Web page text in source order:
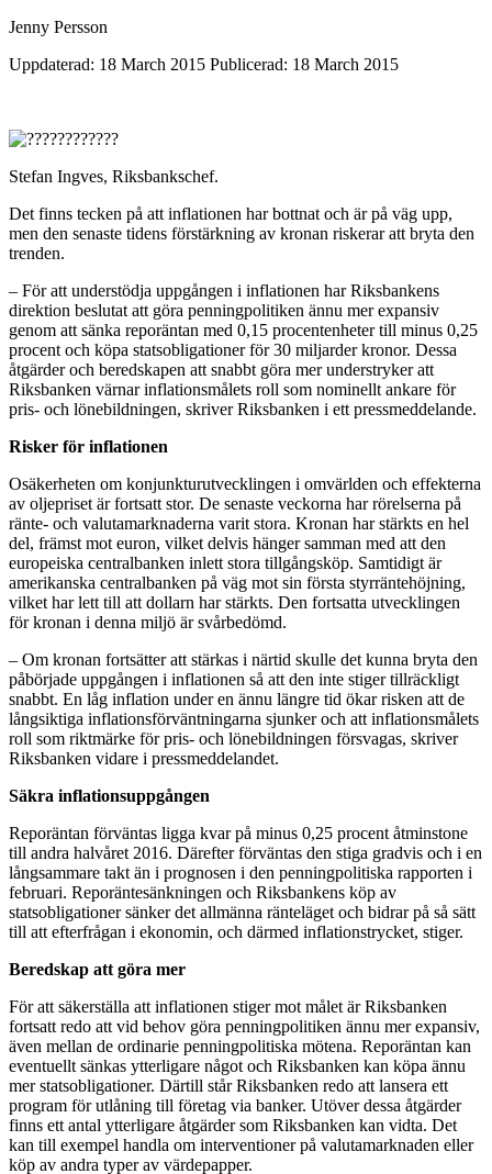
Jenny Persson
Uppdaterad: 18 March 2015 Publicerad: 18 March 2015
Stefan Ingves, Riksbankschef.
Det finns tecken på att inflationen har bottnat och är på väg upp,
men den senaste tidens förstärkning av kronan riskerar att bryta den
trenden.
– För att understödja uppgången i inflationen har Riksbankens
direktion beslutat att göra penningpolitiken ännu mer expansiv
genom att sänka reporäntan med 0,15 procentenheter till minus 0,25
procent och köpa statsobligationer för 30 miljarder kronor. Dessa
åtgärder och beredskapen att snabbt göra mer understryker att
Riksbanken värnar inflationsmålets roll som nominellt ankare för
pris- och lönebildningen, skriver Riksbanken i ett pressmeddelande.
Risker för inflationen
Osäkerheten om konjunkturutvecklingen i omvärlden och effekterna
av oljepriset är fortsatt stor. De senaste veckorna har rörelserna på
ränte- och valutamarknaderna varit stora. Kronan har stärkts en hel
del, främst mot euron, vilket delvis hänger samman med att den
europeiska centralbanken inlett stora tillgångsköp. Samtidigt är
amerikanska centralbanken på väg mot sin första styrräntehöjning,
vilket har lett till att dollarn har stärkts. Den fortsatta utvecklingen
för kronan i denna miljö är svårbedömd.
– Om kronan fortsätter att stärkas i närtid skulle det kunna bryta den
påbörjade uppgången i inflationen så att den inte stiger tillräckligt
snabbt. En låg inflation under en ännu längre tid ökar risken att de
långsiktiga inflationsförväntningarna sjunker och att inflationsmålets
roll som riktmärke för pris- och lönebildningen försvagas, skriver
Riksbanken vidare i pressmeddelandet.
Säkra inflationsuppgången
Reporäntan förväntas ligga kvar på minus 0,25 procent åtminstone
till andra halvåret 2016. Därefter förväntas den stiga gradvis och i en
långsammare takt än i prognosen i den penningpolitiska rapporten i
februari. Reporäntesänkningen och Riksbankens köp av
statsobligationer sänker det allmänna ränteläget och bidrar på så sätt
till att efterfrågan i ekonomin, och därmed inflationstrycket, stiger.
Beredskap att göra mer
För att säkerställa att inflationen stiger mot målet är Riksbanken
fortsatt redo att vid behov göra penningpolitiken ännu mer expansiv,
även mellan de ordinarie penningpolitiska mötena. Reporäntan kan
eventuellt sänkas ytterligare något och Riksbanken kan köpa ännu
mer statsobligationer. Därtill står Riksbanken redo att lansera ett
program för utlåning till företag via banker. Utöver dessa åtgärder
finns ett antal ytterligare åtgärder som Riksbanken kan vidta. Det
kan till exempel handla om interventioner på valutamarknaden eller
köp av andra typer av värdepapper.